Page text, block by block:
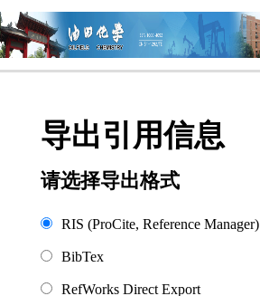
导出引用信息
请选择导出格式
RIS (ProCite, Reference Manager)
BibTex
RefWorks Direct Export